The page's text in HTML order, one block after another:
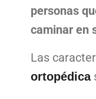
personas
caminar en
Las
ortopédica